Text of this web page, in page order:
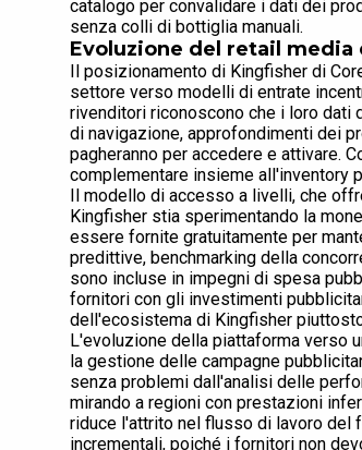
catalogo per convalidare i dati dei
senza colli di bottiglia manuali.
Evoluzione del retail
Il posizionamento di Kingfisher di
settore verso modelli di entrate
rivenditori riconoscono che i loro dati
di navigazione, approfondimenti dei
pagheranno per accedere e attivare.
complementare insieme all'inventory
Il modello di accesso a livelli, che
Kingfisher stia sperimentando la
essere fornite gratuitamente per
predittive, benchmarking della
sono incluse in impegni di spesa
fornitori con gli investimenti
dell'ecosistema di Kingfisher
L'evoluzione della piattaforma verso
la gestione delle campagne
senza problemi dall'analisi delle
mirando a regioni con prestazioni
riduce l'attrito nel flusso di lavoro del
incrementali, poiché i fornitori non